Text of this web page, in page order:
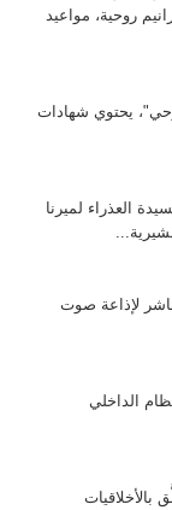
روحية، مواعيد
يحتوي شهادات
العذراء لميرنا
لإذاعة صوت
الداخلي